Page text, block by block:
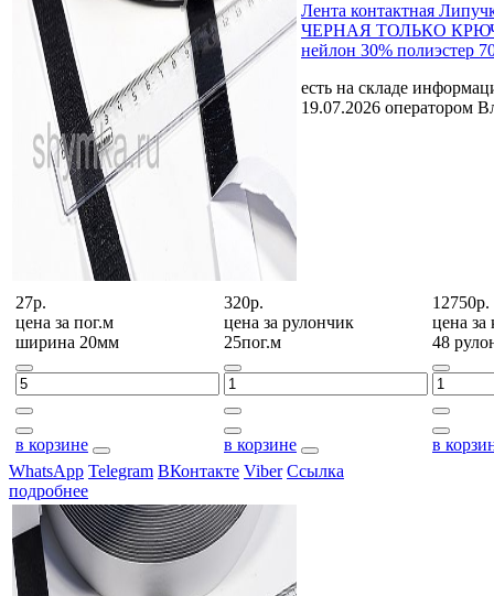
Лента контактная
ЧЕРНАЯ ТОЛЬКО
нейлон 30% полиэстер
есть на складе
19.07.2026 оператором
27р.
цена за пог.м
ширина 20мм
в корзине
320р.
цена за рулончик
25пог.м
в корзине
12750р.
цена за
48
в
WhatsApp Telegram ВКонтакте Viber Ссылка
подробнее